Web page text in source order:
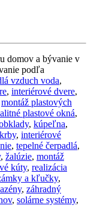
domov a bývanie v
podľa
vzduch voda,
, interiérové dvere,
montáž plastových
plastové okná,
, kúpeľna,
, interiérové
, tepelné čerpadlá,
, žalúzie, montáž
kúty, realizácia
a kľučky,
, záhradný
, solárne systémy,